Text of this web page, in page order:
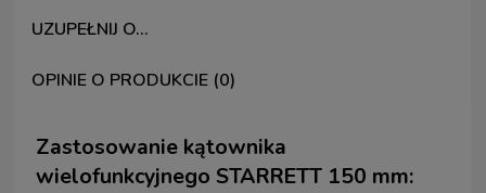
UZUPEŁNIJ O...
OPINIE O PRODUKCIE (0)
Zastosowanie kątownika
wielofunkcyjnego STARRETT 150 mm: